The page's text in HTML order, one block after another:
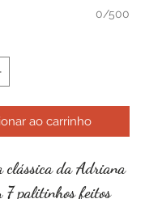
0/500
ao carrinho
da Adriana
7 palitinhos feitos